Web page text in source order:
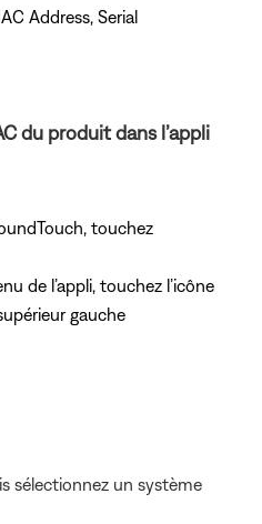
Address, Serial
du produit dans l’appli
touchez
de l’appli, touchez l’icône
gauche
sélectionnez un système